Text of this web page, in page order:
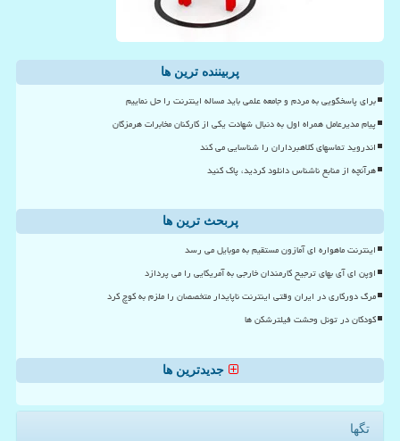
پربیننده ترین ها
برای پاسخگویی به مردم و جامعه علمی باید مساله اینترنت را حل نماییم
پیام مدیرعامل همراه اول به دنبال شهادت یکی از کارکنان مخابرات هرمزگان
اندروید تماسهای کلاهبرداران را شناسایی می کند
هرآنچه از منابع ناشناس دانلود کردید، پاک کنید
پربحث ترین ها
اینترنت ماهواره ای آمازون مستقیم به موبایل می رسد
اوپن ای آی بهای ترجیح کارمندان خارجی به آمریکایی را می پردازد
مرگ دورکاری در ایران وقتی اینترنت ناپایدار متخصصان را ملزم به کوچ کرد
کودکان در تونل وحشت فیلترشکن ها
جدیدترین ها
تگها